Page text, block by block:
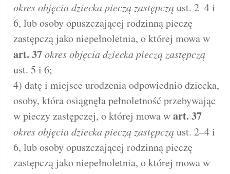
okres objęcia dziecka pieczą zastępcząust. 2–4 i
6, lub osoby opuszczającej rodzinną pieczę
zastępczą jako niepełnoletnia, o której mowa w
art. 37okres objęcia dziecka pieczą zastępczą
ust. 5 i 6;
4) datę i miejsce urodzenia odpowiednio dziecka,
osoby, która osiągnęła pełnoletność przebywając
w pieczy zastępczej, o której mowa wart. 37
okres objęcia dziecka pieczą zastępcząust. 2–4 i
6, lub osoby opuszczającej rodzinną pieczę
zastępczą jako niepełnoletnia, o której mowa w